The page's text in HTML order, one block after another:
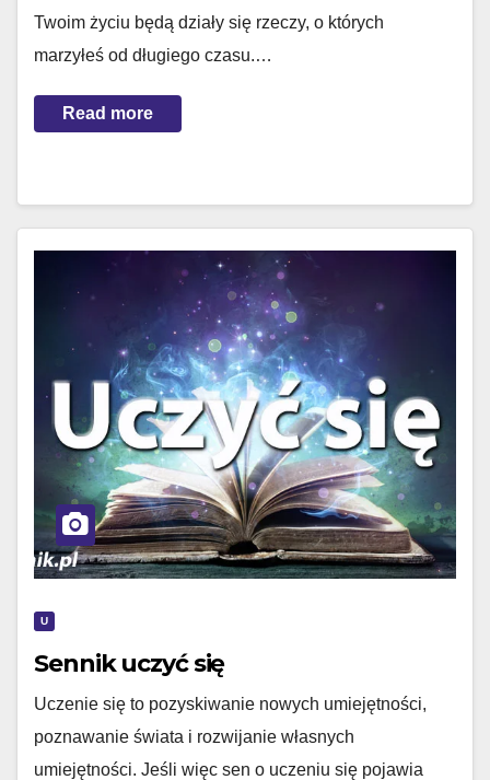
Twoim życiu będą działy się rzeczy, o których
marzyłeś od długiego czasu.…
Read more
U
Sennik uczyć się
Uczenie się to pozyskiwanie nowych umiejętności,
poznawanie świata i rozwijanie własnych
umiejętności. Jeśli więc sen o uczeniu się pojawia